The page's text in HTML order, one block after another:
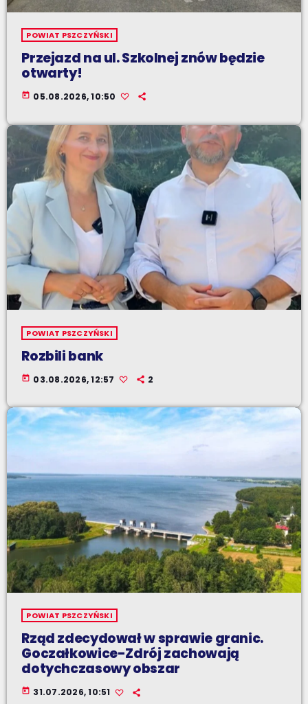
POWIAT PSZCZYŃSKI
Przejazd na ul. Szkolnej znów będzie
otwarty!
today 05.08.2026, 10:50
POWIAT PSZCZYŃSKI
Rozbili bank
today 03.08.2026, 12:57 2
POWIAT PSZCZYŃSKI
Rząd zdecydował w sprawie granic.
Goczałkowice-Zdrój zachowają
dotychczasowy obszar
today 31.07.2026, 10:51